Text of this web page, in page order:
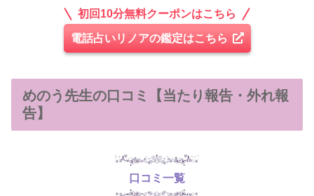
初回10分無料クーポンはこちら
電話占いリノアの鑑定はこちら
めのう先生の口コミ【当たり報告・外れ報
告】
口コミ一覧